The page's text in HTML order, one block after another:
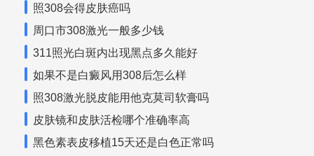
照308会得皮肤癌吗
周口市308激光一般多少钱
311照光白斑内出现黑点多久能好
如果不是白癜风用308后怎么样
照308激光脱皮能用他克莫司软膏吗
皮肤镜和皮肤活检哪个准确率高
黑色素表皮移植15天还是白色正常吗